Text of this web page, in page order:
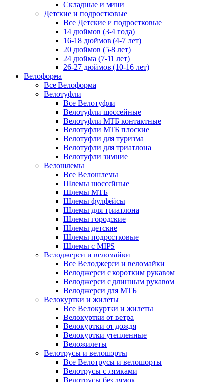
Складные и мини
Детские и подростковые
Все Детские и подростковые
14 дюймов (3-4 года)
16-18 дюймов (4-7 лет)
20 дюймов (5-8 лет)
24 дюйма (7-11 лет)
26-27 дюймов (10-16 лет)
Велоформа
Все Велоформа
Велотуфли
Все Велотуфли
Велотуфли шоссейные
Велотуфли МТБ контактные
Велотуфли МТБ плоские
Велотуфли для туризма
Велотуфли для триатлона
Велотуфли зимние
Велошлемы
Все Велошлемы
Шлемы шоссейные
Шлемы МТБ
Шлемы фулфейсы
Шлемы для триатлона
Шлемы городские
Шлемы детские
Шлемы подростковые
Шлемы с MIPS
Велоджерси и веломайки
Все Велоджерси и веломайки
Велоджерси с коротким рукавом
Велоджерси с длинным рукавом
Велоджерси для МТБ
Велокуртки и жилеты
Все Велокуртки и жилеты
Велокуртки от ветра
Велокуртки от дождя
Велокуртки утепленные
Веложилеты
Велотрусы и велошорты
Все Велотрусы и велошорты
Велотрусы с лямками
Велотрусы без лямок